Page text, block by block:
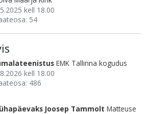
kell 18.00
54
EMK Tallinna kogudus
kell 18.00
486
Joosep Tammolt Matteuse